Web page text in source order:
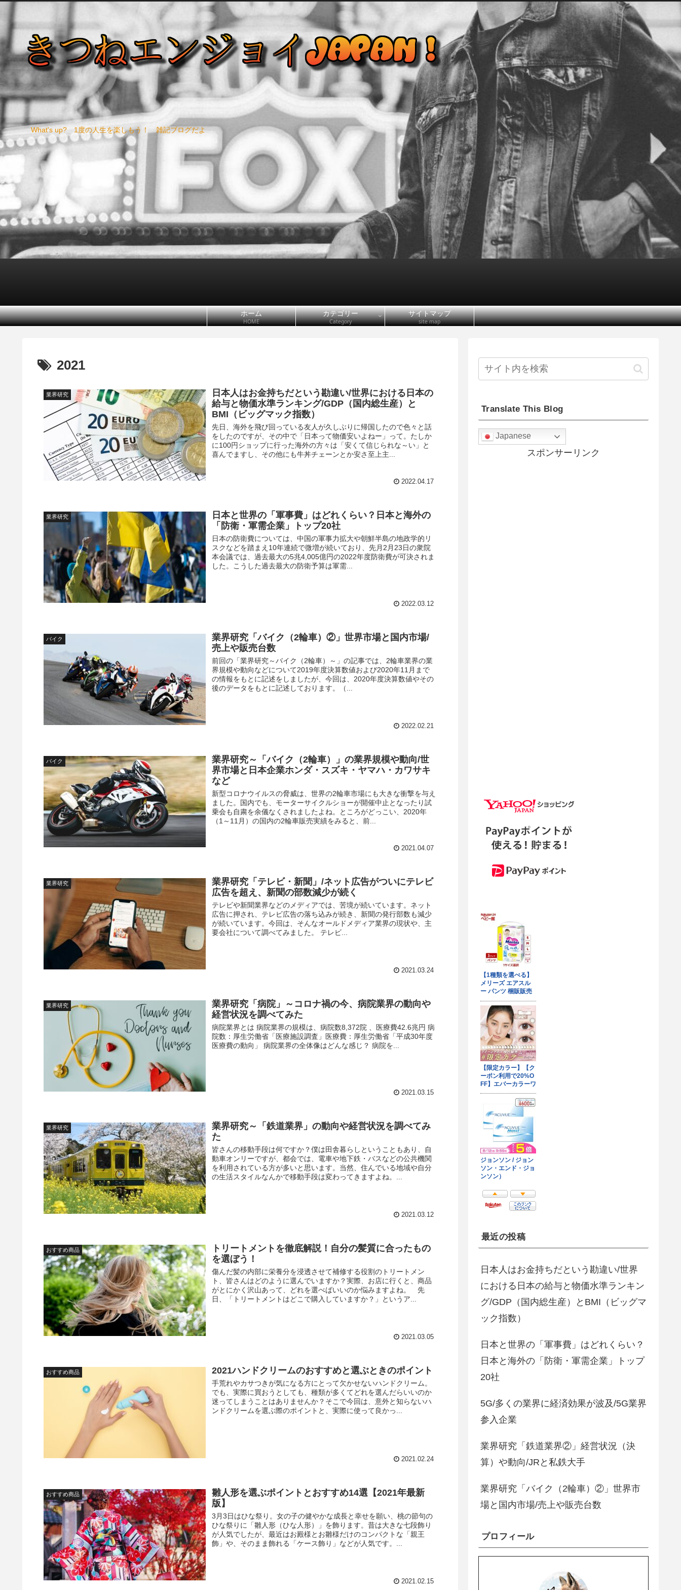
What's up? 1度の人生を楽しもう！ 雑記ブログだよ
ホーム
HOME
カテゴリー
Category
サイトマップ
site map
2021
業界研究
日本人はお金持ちだという勘違い/世界における日本の
給与と物価水準ランキング/GDP（国内総生産）と
BMI（ビッグマック指数）
先日、海外を飛び回っている友人が久しぶりに帰国したので色々と話
をしたのですが、その中で「日本って物価安いよねー」って。たしか
に100円ショップに行った海外の方々は「安くて信じられな～い」と
喜んでますし、その他にも牛丼チェーンとか安さ至上主...
2022.04.17
業界研究
日本と世界の「軍事費」はどれくらい？日本と海外の
「防衛・軍需企業」トップ20社
日本の防衛費については、中国の軍事力拡大や朝鮮半島の地政学的リ
スクなどを踏まえ10年連続で微増が続いており、先月2月23日の衆院
本会議では、過去最大の5兆4,005億円の2022年度防衛費が可決されま
した。こうした過去最大の防衛予算は軍需...
2022.03.12
バイク
業界研究「バイク（2輪車）②」世界市場と国内市場/
売上や販売台数
前回の「業界研究～バイク（2輪車）～」の記事では、2輪車業界の業
界規模や動向などについて2019年度決算数値および2020年11月まで
の情報をもとに記述をしましたが、今回は、2020年度決算数値やその
後のデータをもとに記述しております。（...
2022.02.21
バイク
業界研究～「バイク（2輪車）」の業界規模や動向/世
界市場と日本企業ホンダ・スズキ・ヤマハ・カワサキ
など
新型コロナウイルスの脅威は、世界の2輪車市場にも大きな衝撃を与え
ました。国内でも、モーターサイクルショーが開催中止となったり試
乗会も自粛を余儀なくされましたよね。ところがどっこい、2020年
（1～11月）の国内の2輪車販売実績をみると、前...
2021.04.07
業界研究
業界研究「テレビ・新聞」/ネット広告がついにテレビ
広告を超え、新聞の部数減少が続く
テレビや新聞業界などのメディアでは、苦境が続いています。ネット
広告に押され、テレビ広告の落ち込みが続き、新聞の発行部数も減少
が続いています。今回は、そんなオールドメディア業界の現状や、主
要会社について調べてみました。 テレビ...
2021.03.24
業界研究
業界研究「病院」～コロナ禍の今、病院業界の動向や
経営状況を調べてみた
病院業界とは 病院業界の規模は、病院数8,372院 、医療費42.6兆円 病
院数：厚生労働省「医療施設調査」医療費：厚生労働省「平成30年度
医療費の動向」 病院業界の全体像はどんな感じ？ 病院を...
2021.03.15
業界研究
業界研究～「鉄道業界」の動向や経営状況を調べてみ
た
皆さんの移動手段は何ですか？僕は田舎暮らしということもあり、自
動車オンリーですが、都会では、電車や地下鉄・バスなどの公共機関
を利用されている方が多いと思います。当然、住んでいる地域や自分
の生活スタイルなんかで移動手段は変わってきますよね。...
2021.03.12
おすすめ商品
トリートメントを徹底解説！自分の髪質に合ったもの
を選ぼう！
傷んだ髪の内部に栄養分を浸透させて補修する役割のトリートメン
ト、皆さんはどのように選んでいますか？実際、お店に行くと、商品
がとにかく沢山あって、どれを選べばいいのか悩みますよね。 先
日、「トリートメントはどこで購入していますか？」というア...
2021.03.05
おすすめ商品 2021ハンドクリームのおすすめと選ぶときのポイント
手荒れやカサつきが気になる方にとって欠かせないハンドクリーム。
でも、実際に買おうとしても、種類が多くてどれを選んだらいいのか
迷ってしまうことはありませんか？そこで今回は、意外と知らないハ
ンドクリームを選ぶ際のポイントと、実際に使って良かっ...
2021.02.24
おすすめ商品
雛人形を選ぶポイントとおすすめ14選【2021年最新
版】
3月3日はひな祭り。女の子の健やかな成長と幸せを願い、桃の節句の
ひな祭りに「雛人形（ひな人形）」を飾ります。昔は大きな七段飾り
が人気でしたが、最近はお殿様とお雛様だけのコンパクトな「親王
飾」や、そのまま飾れる「ケース飾り」などが人気です。...
2021.02.15
Translate This Blog
Japanese
スポンサーリンク
最近の投稿
日本人はお金持ちだという勘違い/世界
における日本の給与と物価水準ランキン
グ/GDP（国内総生産）とBMI（ビッグマ
ック指数）
日本と世界の「軍事費」はどれくらい？
日本と海外の「防衛・軍需企業」トップ
20社
5G/多くの業界に経済効果が波及/5G業界
参入企業
業界研究「鉄道業界②」経営状況（決
算）や動向/JRと私鉄大手
業界研究「バイク（2輪車）②」世界市
場と国内市場/売上や販売台数
プロフィール